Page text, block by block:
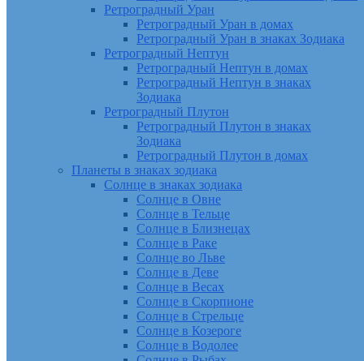
Ретроградный Уран
Ретроградный Уран в домах
Ретроградный Уран в знаках Зодиака
Ретроградный Нептун
Ретроградный Нептун в домах
Ретроградный Нептун в знаках
Зодиака
Ретроградный Плутон
Ретроградный Плутон в знаках
Зодиака
Ретроградный Плутон в домах
Планеты в знаках зодиака
Солнце в знаках зодиака
Солнце в Овне
Солнце в Тельце
Солнце в Близнецах
Солнце в Раке
Солнце во Льве
Солнце в Деве
Солнце в Весах
Солнце в Скорпионе
Солнце в Стрельце
Солнце в Козероге
Солнце в Водолее